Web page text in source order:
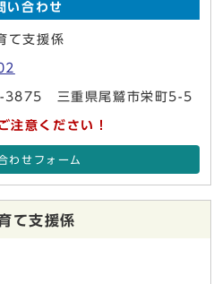
い合わせ
て支援係
3875 三重県尾鷲市栄町5-5
注意ください！
わせフォーム
て支援係